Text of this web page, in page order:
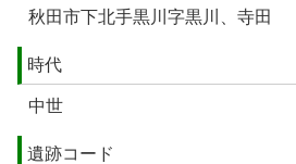
秋田市下北手黒川字黒川、寺田
時代
中世
遺跡コード